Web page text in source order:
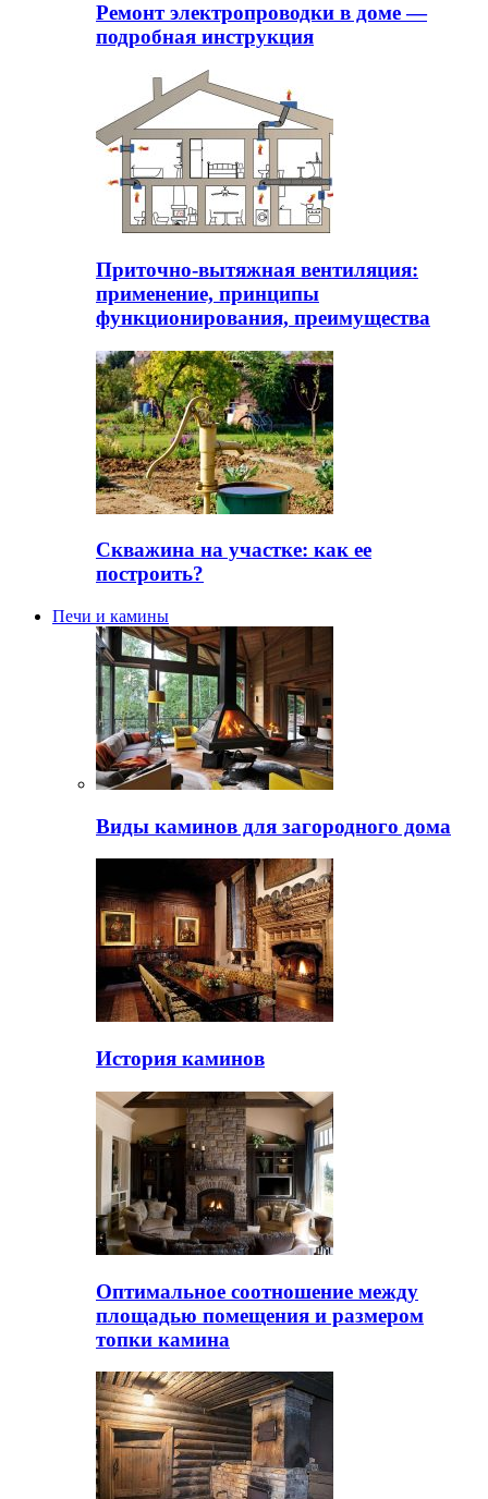
Ремонт электропроводки в доме —
подробная инструкция
Приточно-вытяжная вентиляция:
применение, принципы
функционирования, преимущества
Скважина на участке: как ее
построить?
Печи и камины
Виды каминов для загородного дома
История каминов
Оптимальное соотношение между
площадью помещения и размером
топки камина